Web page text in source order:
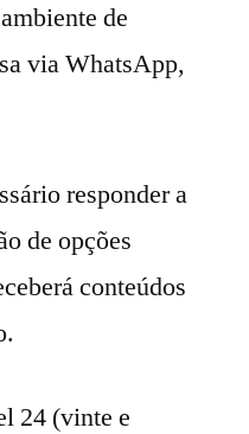
de
via WhatsApp,
responder a
de opções
conteúdos
24 (vinte e